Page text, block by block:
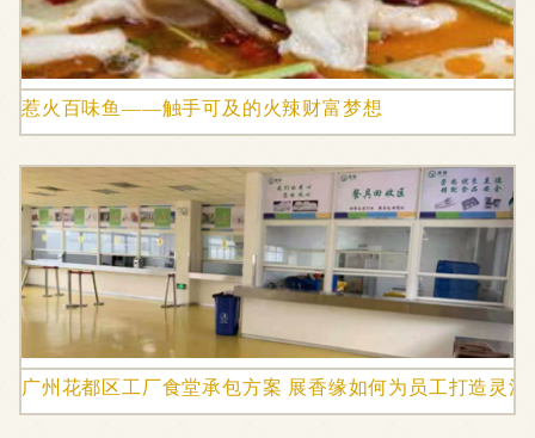
惹火百味鱼——触手可及的火辣财富梦想
广州花都区工厂食堂承包方案 展香缘如何为员工打造灵